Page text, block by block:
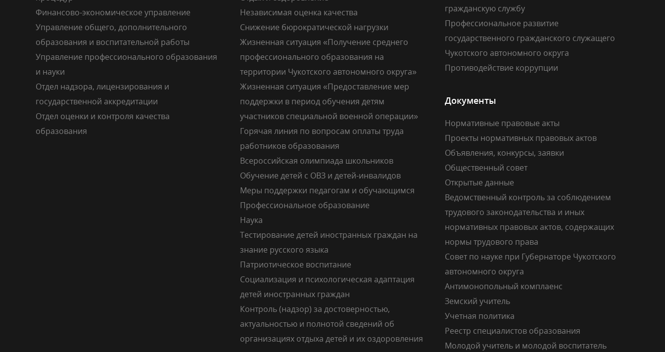
Финансово-экономическое управление
Управление общего, дополнительного
образования и воспитательной работы
Управление профессионального образования
и науки
Отдел надзора, лицензирования и
государственной аккредитации
Отдел оценки и контроля качества
образования
Независимая оценка качества
Снижение бюрократической нагрузки
Жизненная ситуация «Получение среднего
профессионального образования на
территории Чукотского автономного округа»
Жизненная ситуация «Предоставление мер
поддержки в период обучения детям
участников специальной военной операции»
Горячая линия по вопросам оплаты труда
работников образования
Всероссийская олимпиада школьников
Обучение детей с ОВЗ и детей-инвалидов
Меры поддержки педагогам и обучающимся
Профессиональное образование
Наука
Тестирование детей иностранных граждан на
знание русского языка
Патриотическое воспитание
Социализация и психологическая адаптация
детей иностранных граждан
Контроль (надзор) за достоверностью,
актуальностью и полнотой сведений об
организациях отдыха детей и их оздоровления
гражданскую службу
Профессиональное развитие
государственного гражданского служащего
Чукотского автономного округа
Противодействие коррупции
Документы
Нормативные правовые акты
Проекты нормативных правовых актов
Объявления, конкурсы, заявки
Общественный совет
Открытые данные
Ведомственный контроль за соблюдением
трудового законодательства и иных
нормативных правовых актов, содержащих
нормы трудового права
Совет по науке при Губернаторе Чукотского
автономного округа
Антимонопольный комплаенс
Земский учитель
Учетная политика
Реестр специалистов образования
Молодой учитель и молодой воспитатель